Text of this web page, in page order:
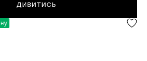
ДИВИТИСЬ